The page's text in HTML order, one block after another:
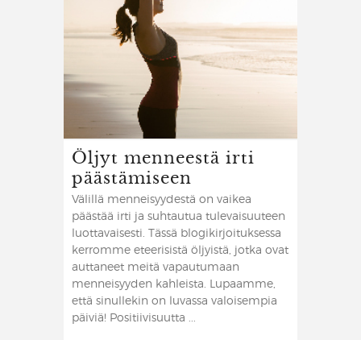
Öljyt menneestä irti
päästämiseen
Välillä menneisyydestä on vaikea
päästää irti ja suhtautua tulevaisuuteen
luottavaisesti. Tässä blogikirjoituksessa
kerromme eteerisistä öljyistä, jotka ovat
auttaneet meitä vapautumaan
menneisyyden kahleista. Lupaamme,
että sinullekin on luvassa valoisempia
päiviä! Positiivisuutta ...